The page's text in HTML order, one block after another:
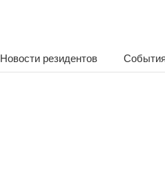
Новости резидентов